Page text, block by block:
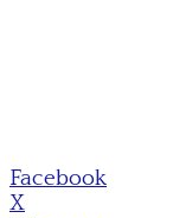
Facebook
X